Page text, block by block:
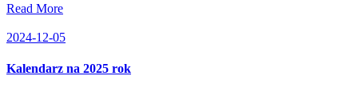
Read More
2024-12-05
Kalendarz na 2025 rok